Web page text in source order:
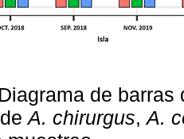
Diagrama de
A. chirurgus,A.